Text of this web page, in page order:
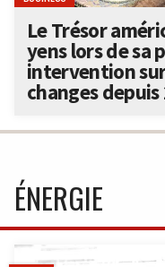
Le Trésor
yens lors de sa
intervention
changes depuis
ÉNERGIE